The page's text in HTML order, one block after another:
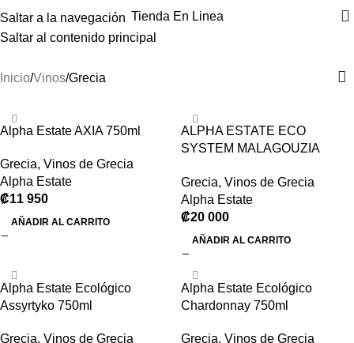
Saltar a la navegación
Saltar al contenido principal
Tienda En Linea
Grecia
Inicio Vinos Grecia
Alpha Estate AXIA 750ml
Grecia, Vinos de Grecia
Alpha Estate
₡11 950
AÑADIR AL CARRITO
ALPHA ESTATE ECO
SYSTEM MALAGOUZIA
Grecia, Vinos de Grecia
Alpha Estate
₡20 000
AÑADIR AL CARRITO
Alpha Estate Ecológico
Assyrtyko 750ml
Grecia, Vinos de Grecia
Alpha Estate Ecológico
Chardonnay 750ml
Grecia, Vinos de Grecia